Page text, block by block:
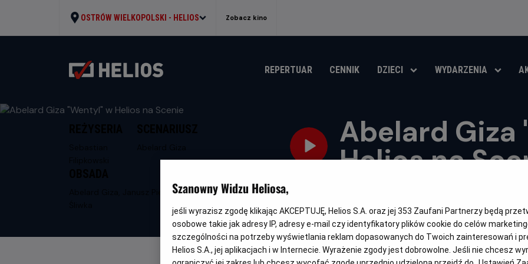
OSTRÓW WIELKOPOLSKI - HELIOS Zobacz kino
REPERTUAR CENNIK DZIECI WYDARZENIA
Abelard Giza
Helios na
OBSERWUJ
Abelard Giza, Janusz Pietruszka, KubaSzanowny Widzu Heliosa,
jeśli wyrazisz zgodę klikając AKCEPTUJĘ, Helios S.A. oraz jej 353 Zaufani Partnerzy będą
osobowe takie jak adresy IP, adresy e-mail czy identyfikatory plików cookie do celów
szczególności na potrzeby wyświetlania reklam dopasowanych do Twoich zainteresowań i
Helios S.A., jej aplikacjach i w Internecie. Wyrażenie zgody jest dobrowolne. Jeśli nie chcesz